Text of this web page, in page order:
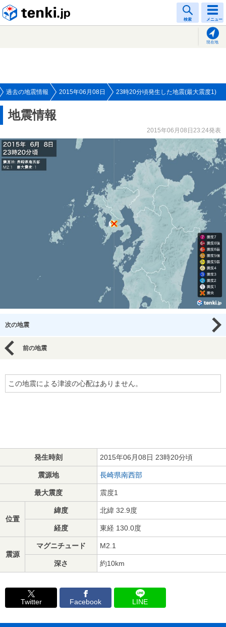
検索 メニュー
現在地
過去の地震情報 2015年06月08日 23時20分頃発生した地震(最大震度1)
地震情報
2015年06月08日23:24発表
次の地震
前の地震
この地震による津波の心配はありません。
発生時刻 2015年06月08日 23時20分頃
震源地 長崎県南西部
最大震度 震度1
位置
緯度 北緯 32.9度
経度 東経 130.0度
震源
マグニチュード M2.1
深さ 約10km
Twitter Facebook LINE